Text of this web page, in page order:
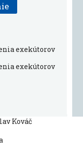
exekútorov
exekútorov
Kováč